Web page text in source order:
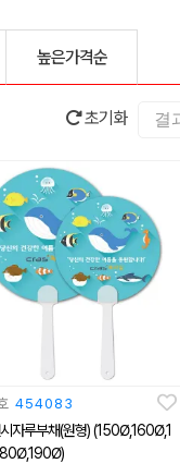
높은가격순
초기화
454083
자루부채(원형) (150Ø,160Ø,1